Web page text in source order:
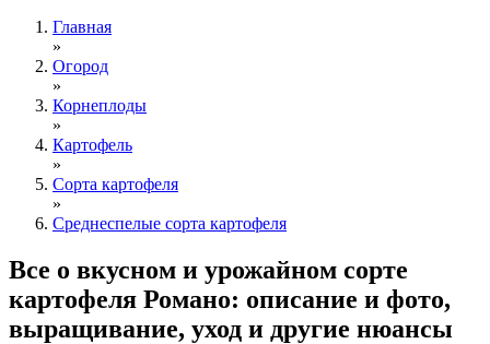
Главная
»
Огород
»
Корнеплоды
»
Картофель
»
Сорта картофеля
»
Среднеспелые сорта картофеля
Все о вкусном и урожайном сорте
картофеля Романо: описание и фото,
выращивание, уход и другие нюансы